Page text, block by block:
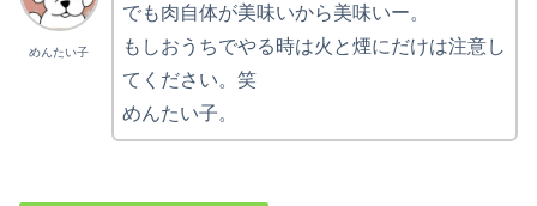
めんたい子
でも肉自体が美味いから美味いー。
もしおうちでやる時は火と煙にだけは注意し
てください。笑
めんたい子。